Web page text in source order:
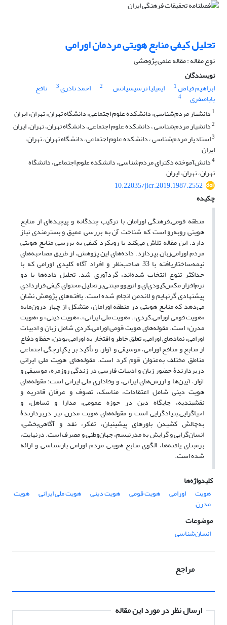
تحلیل کیفی منابع هویتی مردمان اورامی‌
نوع مقاله : مقاله علمی پژوهشی
نویسندگان
ابراهیم فیاض1 ایمیلیا نرسیسیانس 2 احمد نادری3 نافع
باباصفری
4
1 دانشیار مردم‌شناسی، دانشکده علوم اجتماعی، دانشگاه تهران، تهران، ایران
2دانشیار مردم‌شناسی ، دانشکده علوم اجتماعی، دانشگاه تهران، تهران، ایران
3استادیار مردم‌شناسی ، دانشکده علوم اجتماعی، دانشگاه تهران، تهران،
ایران
4دانش‌آموخته دکترای مردم‌شناسی، دانشکده علوم اجتماعی، دانشگاه
تهران، تهران، ایران
10.22035/jicr.2019.1987.2552
چکیده
منطقه قومی‌ـ‌فرهنگی اورامان با ترکیب چندگانه و پیچیده‌ای از منابع
هویتی روبه‌رو است که شناخت آن به بررسی عمیق و بسترمندی نیاز
دارد. این مقاله تلاش می‌کند با رویکرد کیفی به بررسی منابع هویتی
مردم اورامی‌زبان بپردازد. داده‌های این پژوهش، از طریق مصاحبه‌های
نیمه‌‌ساختاریافته با 33 صاحب‌نظر و افراد آگاه کلیدی اورامی که با
حداکثر تنوع انتخاب شده‌اند، گردآوری شد. تحلیل داده‌ها با دو
نرم‌افزار مکس‌کیو‌دی‌ای و انویوو مبتنی‌بر تحلیل محتوای کیفی قراردادی
پیشنهادی گرنهایم و لاندمن انجام شده است. یافته‌های پژوهش نشان
می‌دهد که منابع هویتی در منطقه اورامان، متشکل از چهار درون‌مایه
«هویت قومی اورامی‌ـ‌کردی»، «هویت ملی ایرانی»، «هویت دینی» و «هویت
مدرن» است‌. مقوله‌های هویت قومی اورامی‌ـ‌کردی شامل زبان و ادبیات
اورامی، نمادهای اورامی، تعلق خاطر و افتخار به اورامی بودن، حفظ و دفاع
از منابع و منافع اورامی، موسیقی و آواز، و تأکید بر یکپارچگی اجتماعی
مناطق مختلف به‌عنوان قوم کرد است. مقوله‌های هویت ملی ایرانی
دربردارندۀ حضور زبان و ادبیات فارسی در زندگی روزمره، موسیقی و
آواز، آیین‌ها و ارزش‌های ایرانی، و وفاداری ملی ایرانی است؛ مقوله‌های
هویت دینی شامل اعتقادات، مناسک، تصوف و عرفان قادریه و
نقشبندیه، جایگاه دین در حوزه عمومی، مدارا و تساهل، و
احیاگرایی‌ـ‌بنیادگرایی است و مقوله‌های هویت مدرن نیز دربردارندۀ
به‌چالش کشیدن باورهای پیشینیان، تفکر، نقد و آگاهی‌بخشی،
انسان‌گرایی و گرایش به مدرنیسم، جهان‌وطنی و مصرف است. درنهایت،
برمبنای یافته‌ها، الگوی منابع هویتی مردم اورامی بازشناسی و ارائه
شده است.
کلیدواژه‌ها
هویت
اورامی هویت قومی هویت دینی هویت ملی ایرانی هویت
مدرن
موضوعات
انسان‌شناسی
مراجع
ارسال نظر در مورد این مقاله